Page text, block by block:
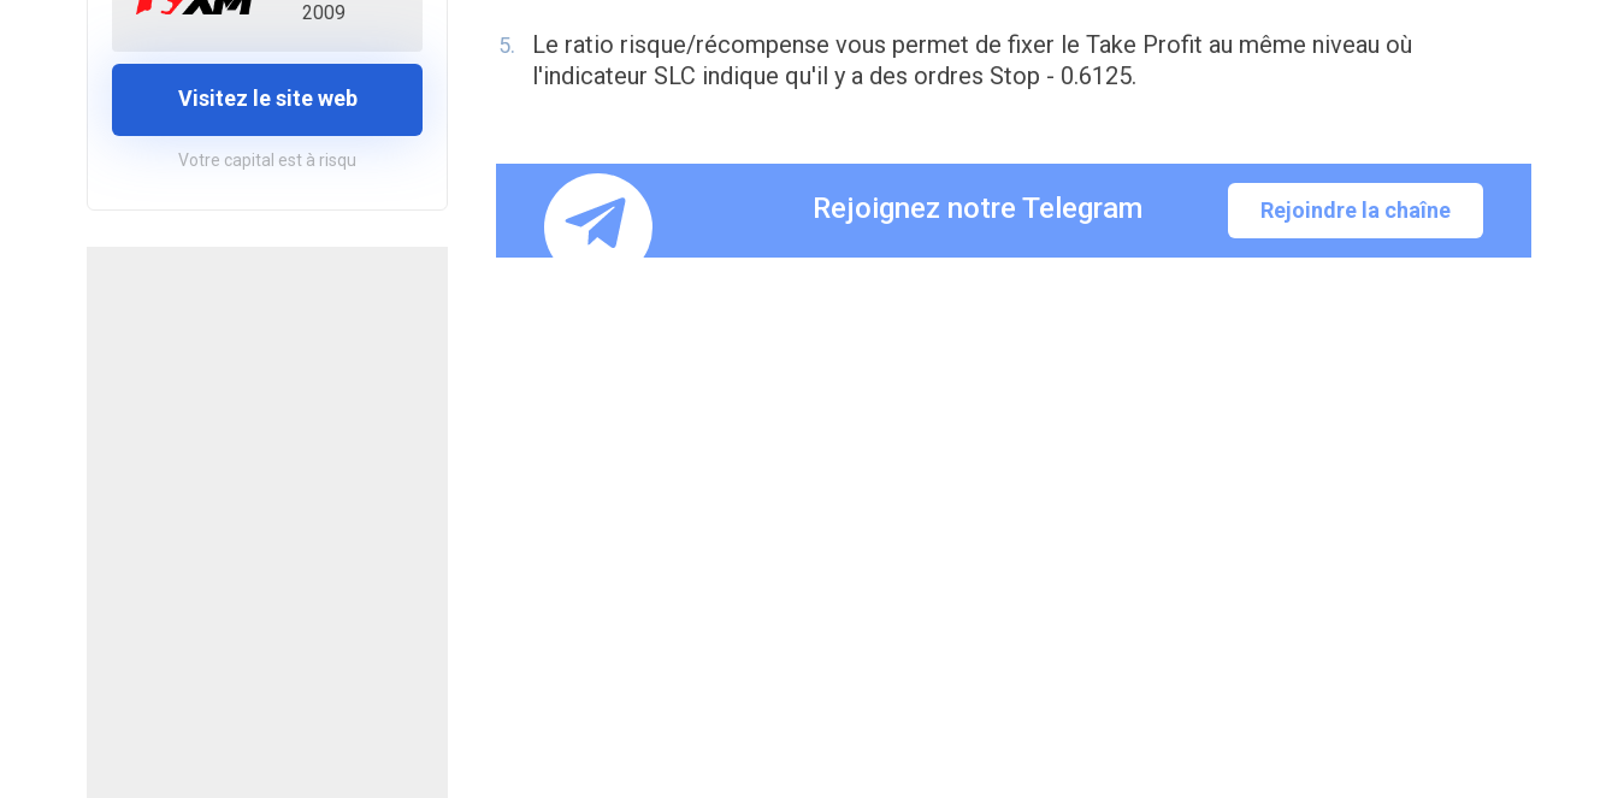
2009
Visitez le site web
Votre capital est à risqu
Le ratio risque/récompense vous permet de fixer le Take Profit au même niveau où
l'indicateur SLC indique qu'il y a des ordres Stop - 0.6125.
Rejoignez notre Telegram Rejoindre la chaîne